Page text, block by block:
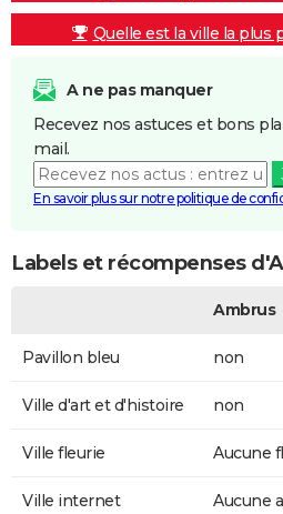
Quelle est la ville la plus
A ne pas manquer
Recevez nos astuces et bons
mail.
En savoir plus sur notre politique de
Labels et récompenses
Ambrus
Pavillon bleu non
Ville d'art et d'histoire non
Ville fleurie Aucune
Ville internet Aucune